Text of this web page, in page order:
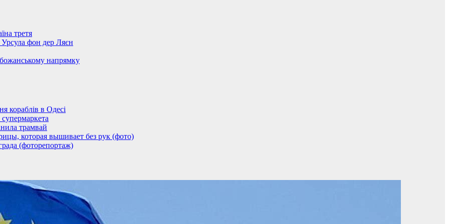
третя
фон дер Ляєн
напрямку
в Одесі
трамвай
которая вышивает без рук (фото)
(фоторепортаж)